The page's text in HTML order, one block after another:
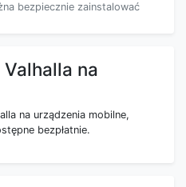
bezpiecznie zainstalować
na
na urządzenia mobilne,
bezpłatnie.